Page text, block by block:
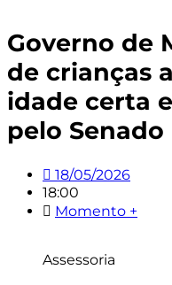
Governo de
de crianças
idade certa
pelo Senado
18/05/2026
18:00
Momento +
Assessoria